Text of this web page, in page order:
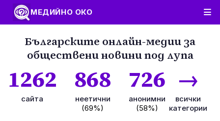
МЕДИЙНО ОКО
Българските онлайн-медии за
обществени новини под лупа
1262
сайта
868
неетични
(69%)
726
анонимни
(58%)
→
всички
категории